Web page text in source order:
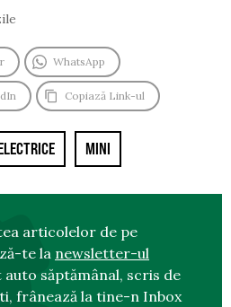
WhatsApp
Copiază Link-ul
MINI
articolelor de pe
te la newsletter-ul
săptămânal, scris de
frânează la tine-n Inbox